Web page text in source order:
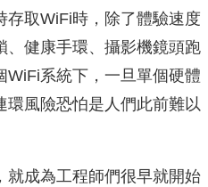
存取WiFi時，除了體驗速度
、健康手環、攝影機鏡頭跑
WiFi系統下，一旦單個硬體
環風險恐怕是人們此前難以
就成為工程師們很早就開始